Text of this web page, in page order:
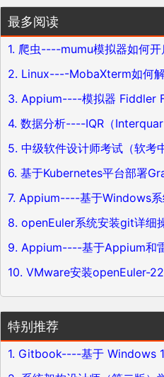
最多阅读
1. 爬虫----mumu模拟器如何
2. Linux----MobaXterm如何
3. Appium----模拟器 Fiddler
4. 数据分析----IQR（
5. 中级软件设计师考试（软考
6. 基于Kubernetes平台部署
7. Appium----基于Windows系
8. openEuler系统安装git详细
9. Appium----基于Appium和
10. VMware安装openEuler-
特别推荐
1. Gitbook----基于 Windows